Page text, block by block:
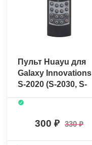
Пульт Huayu для
Galaxy Innovations
S-2020 (S-2030, S-
2050)
300 330